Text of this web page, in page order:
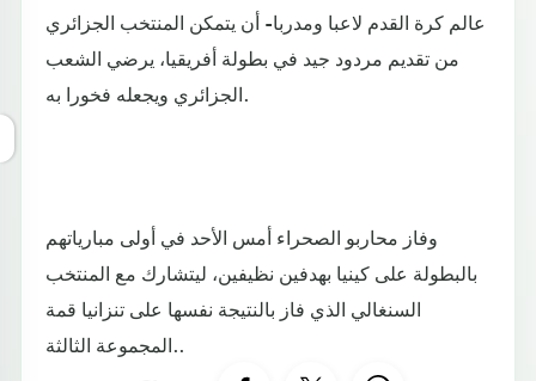
عالم كرة القدم لاعبا ومدربا- أن يتمكن المنتخب الجزائري
من تقديم مردود جيد في بطولة أفريقيا، يرضي الشعب
الجزائري ويجعله فخورا به.
وفاز محاربو الصحراء أمس الأحد في أولى مبارياتهم
بالبطولة على كينيا بهدفين نظيفين، ليتشارك مع المنتخب
السنغالي الذي فاز بالنتيجة نفسها على تنزانيا قمة
المجموعة الثالثة..